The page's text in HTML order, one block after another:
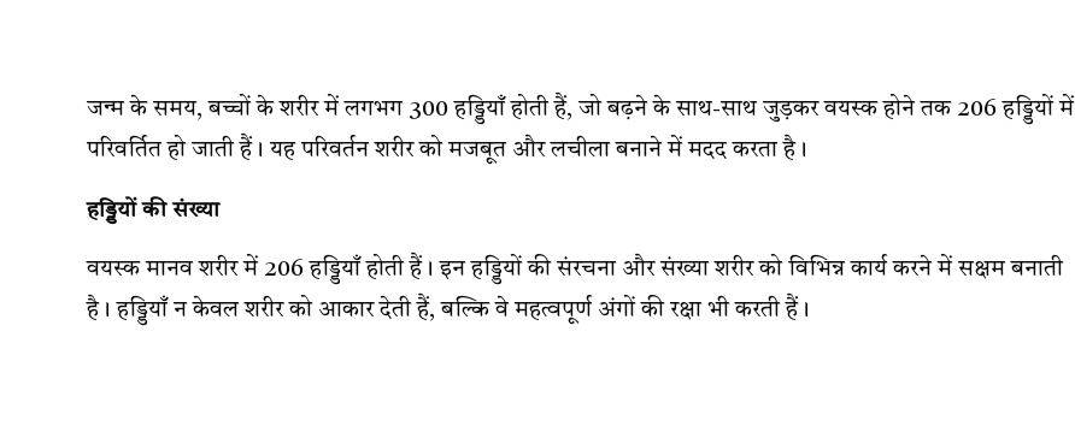
जन्म के समय, बच्चों के शरीर में लगभग 300 हड्डियाँ होती हैं, जो बढ़ने के साथ-साथ जुड़कर वयस्क होने तक 206 हड्डियों में
परिवर्तित हो जाती हैं। यह परिवर्तन शरीर को मजबूत और लचीला बनाने में मदद करता है।
हड्डियों की संख्या
वयस्क मानव शरीर में 206 हड्डियाँ होती हैं। इन हड्डियों की संरचना और संख्या शरीर को विभिन्न कार्य करने में सक्षम बनाती
है। हड्डियाँ न केवल शरीर को आकार देती हैं, बल्कि वे महत्वपूर्ण अंगों की रक्षा भी करती हैं।